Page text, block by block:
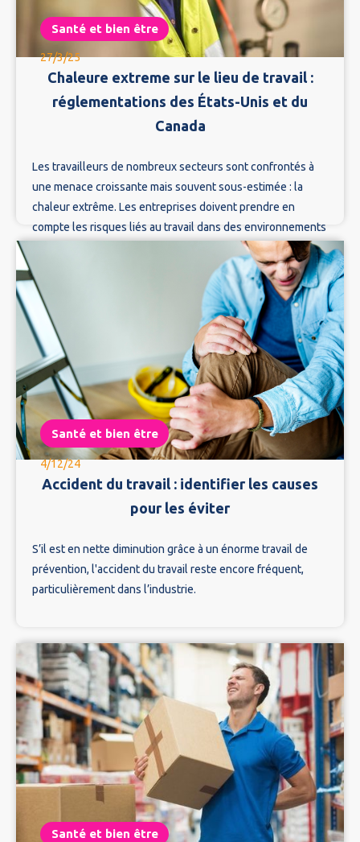
Santé et bien être
27/3/25
Chaleure extreme sur le lieu de travail :
réglementations des États-Unis et du
Canada
Les travailleurs de nombreux secteurs sont confrontés à
une menace croissante mais souvent sous-estimée : la
chaleur extrême. Les entreprises doivent prendre en
compte les risques liés au travail dans des environnements
Santé et bien être
4/12/24
Accident du travail : identifier les causes
pour les éviter
S’il est en nette diminution grâce à un énorme travail de
prévention, l'accident du travail reste encore fréquent,
particulièrement dans l’industrie.
Santé et bien être